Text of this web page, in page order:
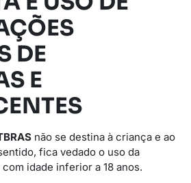
DE
E
não se destina à criança e ao
fica vedado o uso da
idade inferior a 18 anos.